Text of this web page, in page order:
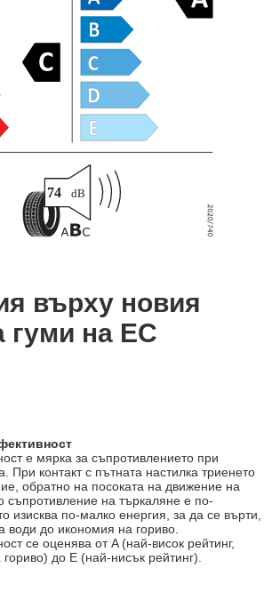
върху новия
гуми на ЕС
е мярка за съпротивлението при
При контакт с пътната настилка триенето
обратно на посоката на движение на
съпротивление на търкаляне е по-
изисква по-малко енергия, за да се върти,
води до икономия на гориво.
се оценява от A (най-висок рейтинг,
до E (най-нисък рейтинг).